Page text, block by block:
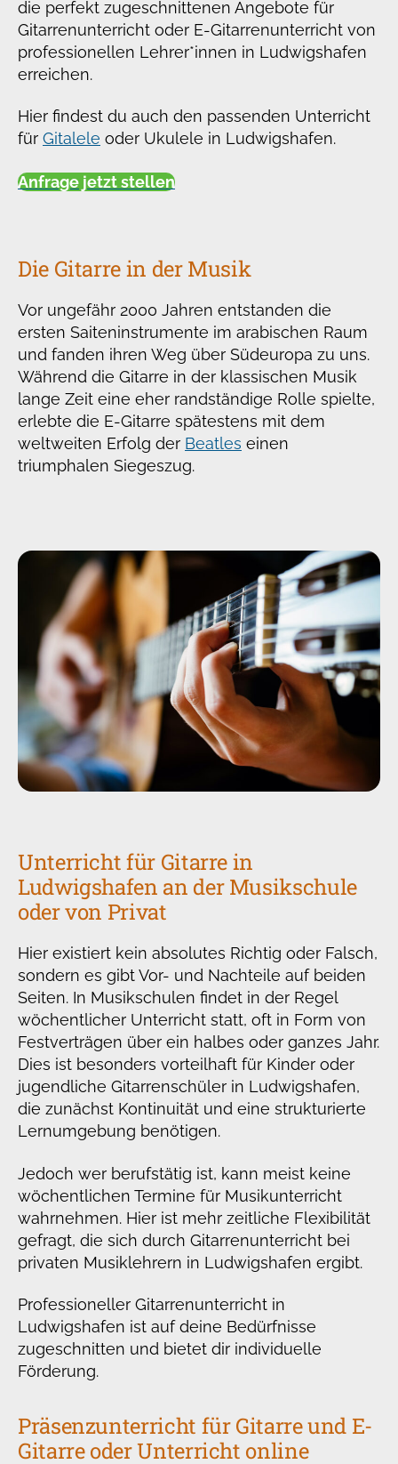
die perfekt zugeschnittenen Angebote für
Gitarrenunterricht oder E-Gitarrenunterricht von
professionellen Lehrer*innen in Ludwigshafen
erreichen.
Hier findest du auch den passenden Unterricht
für Gitalele oder Ukulele in Ludwigshafen.
Anfrage jetzt stellen
Die Gitarre in der Musik
Vor ungefähr 2000 Jahren entstanden die
ersten Saiteninstrumente im arabischen Raum
und fanden ihren Weg über Südeuropa zu uns.
Während die Gitarre in der klassischen Musik
lange Zeit eine eher randständige Rolle spielte,
erlebte die E-Gitarre spätestens mit dem
weltweiten Erfolg der Beatles einen
triumphalen Siegeszug.
Unterricht für Gitarre in
Ludwigshafen an der Musikschule
oder von Privat
Hier existiert kein absolutes Richtig oder Falsch,
sondern es gibt Vor- und Nachteile auf beiden
Seiten. In Musikschulen findet in der Regel
wöchentlicher Unterricht statt, oft in Form von
Festverträgen über ein halbes oder ganzes Jahr.
Dies ist besonders vorteilhaft für Kinder oder
jugendliche Gitarrenschüler in Ludwigshafen,
die zunächst Kontinuität und eine strukturierte
Lernumgebung benötigen.
Jedoch wer berufstätig ist, kann meist keine
wöchentlichen Termine für Musikunterricht
wahrnehmen. Hier ist mehr zeitliche Flexibilität
gefragt, die sich durch Gitarrenunterricht bei
privaten Musiklehrern in Ludwigshafen ergibt.
Professioneller Gitarrenunterricht in
Ludwigshafen ist auf deine Bedürfnisse
zugeschnitten und bietet dir individuelle
Förderung.
Präsenzunterricht für Gitarre und E-
Gitarre oder Unterricht online